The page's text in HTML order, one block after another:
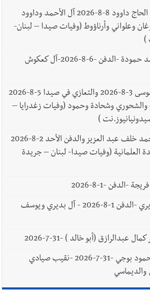
وفاة الحاجة وداد علي الحاج داوود 8-8-2026 آل الأحمد وداوود
وعلواني وأرناؤوط (وفيات صيدا – لبنان-
)
وفاة الحاجة رقية محمد حمودة -الدفن -6-8-2026-آل كعكوش
وفاة مصطفى محمد موسى 3-8-2026 والتعازي في صيدا 5-8-2026
وشحادة وحمود (وفيات زغدرايا –
)
وفاة الشاب موسى محمد خلف عبد العزيز والدفن الأحد 2-8-2026
العلمانية (وفيات صيدا- لبنان – جريدة
-الدفن -1-8-2026
وفاة بدرية يوسف بديري -الدفن 1-8-2026 - آل بديري ويوسف
عبدالرازق (أبو خالد ) -31-7-2026
وفاة الحاج مصطفى محمود بوجي -31-7-2026 -نقيب صيادي
والديماسي